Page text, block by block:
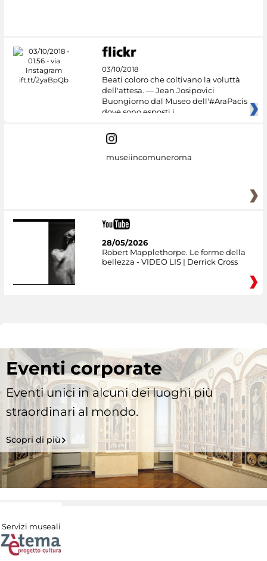
03/10/2018
Beati coloro che coltivano la voluttà
dell'attesa. — Jean Josipovici
Buongiorno dal Museo dell'#AraPacis
dove sono esposti i
museiincomuneroma
28/05/2026
Robert Mapplethorpe. Le forme della
bellezza - VIDEO LIS | Derrick Cross
Eventi corporate
Eventi unici in alcuni dei luoghi più
straordinari al mondo.
Scopri di più
Servizi museali